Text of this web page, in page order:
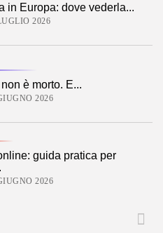
in Europa: dove vederla...
2026
è morto. E...
2026
guida pratica per
2026